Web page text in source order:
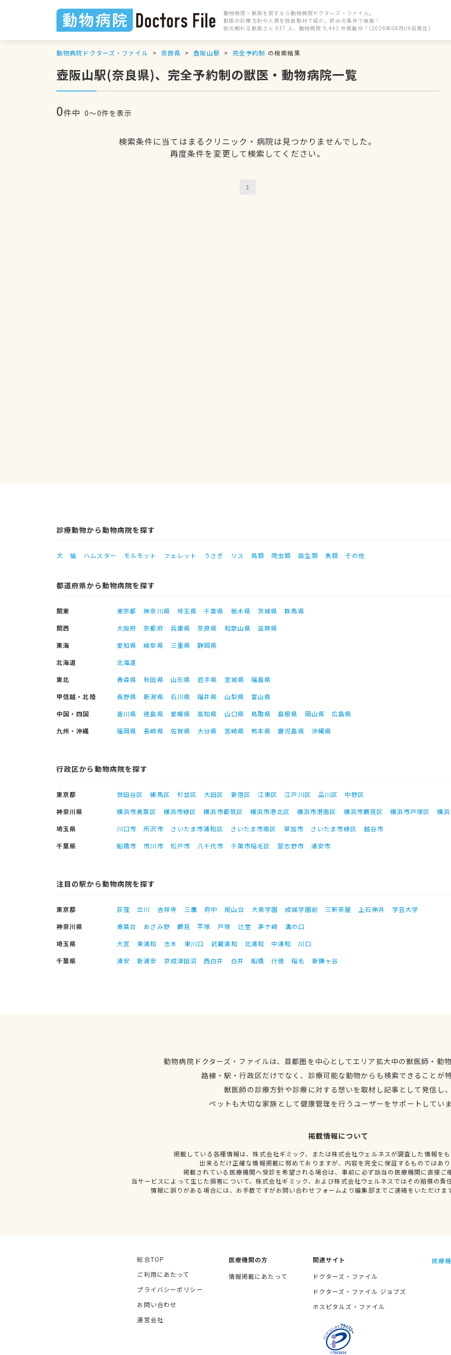
動物病院・獣医を探すなら動物病院ドクターズ・ファイル。
獣医の診療方針や人柄を独自取材で紹介。好みの条件で検索！
街の頼れる獣医さん 937 人、動物病院 9,443 件掲載中！(2026年08月09日現在)
動物病院ドクターズ・ファイル 奈良県 壺阪山駅 完全予約制 の検索結果
壺阪山駅(奈良県)、完全予約制の獣医・動物病院一覧
0件中 0〜0件を表示
検索条件に当てはまるクリニック・病院は見つかりませんでした。
再度条件を変更して検索してください。
1
診療動物から動物病院を探す
犬 猫 ハムスター モルモット フェレット うさぎ リス 鳥類 爬虫類 両生類 魚類 その他
都道府県から動物病院を探す
関東 東京都 神奈川県 埼玉県 千葉県 栃木県 茨城県
群馬県
関西
大阪府 京都府 兵庫県 奈良県 和歌山県
滋賀県
東海
愛知県 岐阜県 三重県
静岡県
北海道
北海道
東北
青森県 秋田県 山形県 岩手県 宮城県
福島県
甲信越・北陸
長野県 新潟県 石川県 福井県 山梨県
富山県
中国・四国
香川県 徳島県 愛媛県 高知県 山口県 鳥取県 島根県 岡山県
広島県
九州・沖縄
福岡県 長崎県 佐賀県 大分県 宮崎県 熊本県 鹿児島県 沖縄県
行政区から動物病院を探す
東京都 世田谷区 練馬区 杉並区 大田区 新宿区 江東区 江戸川区 品川区
中野区
神奈川県
横浜市青葉区 横浜市緑区 横浜市都筑区 横浜市港北区 横浜市港南区 横浜市鶴見区 横浜市戸塚区
横
埼玉県
川口市 所沢市 さいたま市浦和区 さいたま市南区 草加市 さいたま市緑区
越谷市
千葉県
船橋市 市川市 松戸市 八千代市 千葉市稲毛区 習志野市 浦安市
注目の駅から動物病院を探す
東京都 荻窪 立川 吉祥寺 三鷹 府中 尾山台 大泉学園 成城学園前 三軒茶屋 上石神井
学芸大学
神奈川県
青葉台 あざみ野 鶴見 平塚 戸塚 辻堂 茅ケ崎
溝の口
埼玉県
大宮 東浦和 志木 東川口 武蔵浦和 北浦和 中浦和
川口
千葉県
浦安 新浦安 京成津田沼 西白井 白井 船橋 行徳 稲毛 新鎌ヶ谷
動物病院ドクターズ・ファイルは、首都圏を中心としてエリア拡大中の獣医師・動
路線・駅・行政区だけでなく、診療可能な動物からも検索できることが
獣医師の診療方針や診療に対する想いを取材し記事として発信し
ペットも大切な家族として健康管理を行うユーザーをサポートしてい
掲載情報について
掲載している各種情報は、株式会社ギミック、または株式会社ウェルネスが調査した情報を
出来るだけ正確な情報掲載に努めておりますが、内容を完全に保証するものではあ
掲載されている医療機関へ受診を希望される場合は、事前に必ず該当の医療機関に直接ご
当サービスによって生じた損害について、株式会社ギミック、および株式会社ウェルネスではその賠償の責
情報に誤りがある場合には、お手数ですがお問い合わせフォームより編集部までご連絡をいただけま
総合TOP
ご利用にあたって
プライバシーポリシー
お問い合わせ
運営会社
医療機関の方
情報掲載にあたって
関連サイト
ドクターズ・ファイル
ドクターズ・ファイル ジョブズ
ホスピタルズ・ファイル
医療